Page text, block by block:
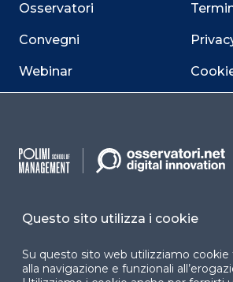
Osservatori
Convegni
Webinar
Facebook LinkedIn
Questo sito utilizza i cookie
Su questo sito web utilizziamo cookie
alla navigazione e funzionali